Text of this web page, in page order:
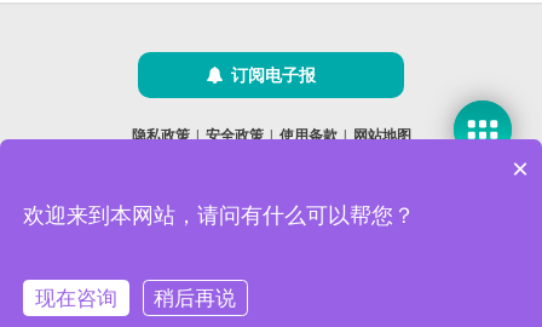
订阅电子报
隐私政策|安全政策|使用条款|网站地图
沪ICP备09054375号-6
本网站使用 Cookie 以提升您的用户体验，并提供针对您兴趣定
数据隐私声明和 使用条款。
×
欢迎来到本网站，请问有什么可以帮您？
现在咨询 稍后再说